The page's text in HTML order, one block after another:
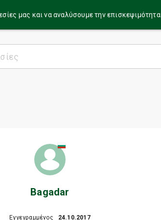
μας και να αναλύσουμε την επισκεψιμότητα
Bagadar
Εγγεγραμμένος 24.10.2017